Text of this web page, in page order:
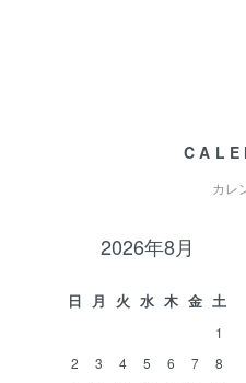
カレ
2026年8月
日 月 火 水 木 金 土
1
2
3 4 5 6 7
8